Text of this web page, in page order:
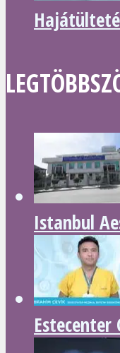
Istanbul